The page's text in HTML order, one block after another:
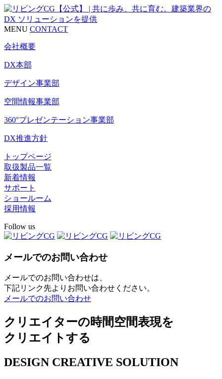
MENU CONTACT
会社概要
DX本部
デザイン事業部
空間情報事業部
360°プレゼンテーション事業部
DX推進方針
トップページ
取扱製品一覧
新着情報
サポート
ショールーム
採用情報
Follow us
メールでのお問い合わせ
メールでのお問い合わせは、
下記リンク先よりお問い合わせください。
メールでのお問い合わせ
クリエイターの時間空間表現を
クリエイトする
DESIGN CREATIVE SOLUTION